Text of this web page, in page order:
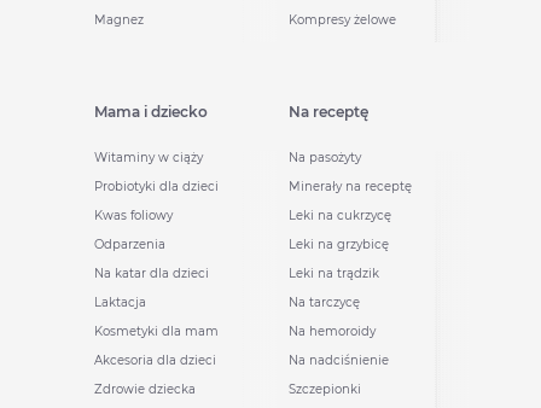
Magnez
Kompresy żelowe
Mama i dziecko
Witaminy w ciąży
Probiotyki dla dzieci
Kwas foliowy
Odparzenia
Na katar dla dzieci
Laktacja
Kosmetyki dla mam
Akcesoria dla dzieci
Zdrowie dziecka
Na receptę
Na pasożyty
Minerały na receptę
Leki na cukrzycę
Leki na grzybicę
Leki na trądzik
Na tarczycę
Na hemoroidy
Na nadciśnienie
Szczepionki